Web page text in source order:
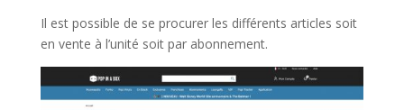
Il est possible de se procurer les différents articles soit
en vente à l’unité soit par abonnement.